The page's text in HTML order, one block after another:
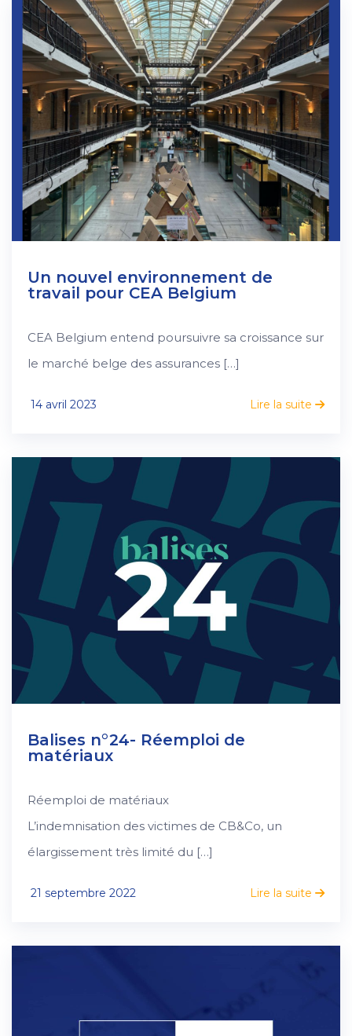
Un nouvel environnement de
travail pour CEA Belgium
CEA Belgium entend poursuivre sa croissance sur
le marché belge des assurances […]
14 avril 2023 Lire la suite
Balises n°24- Réemploi de
matériaux
Réemploi de matériaux
L’indemnisation des victimes de CB&Co, un
élargissement très limité du […]
21 septembre 2022 Lire la suite